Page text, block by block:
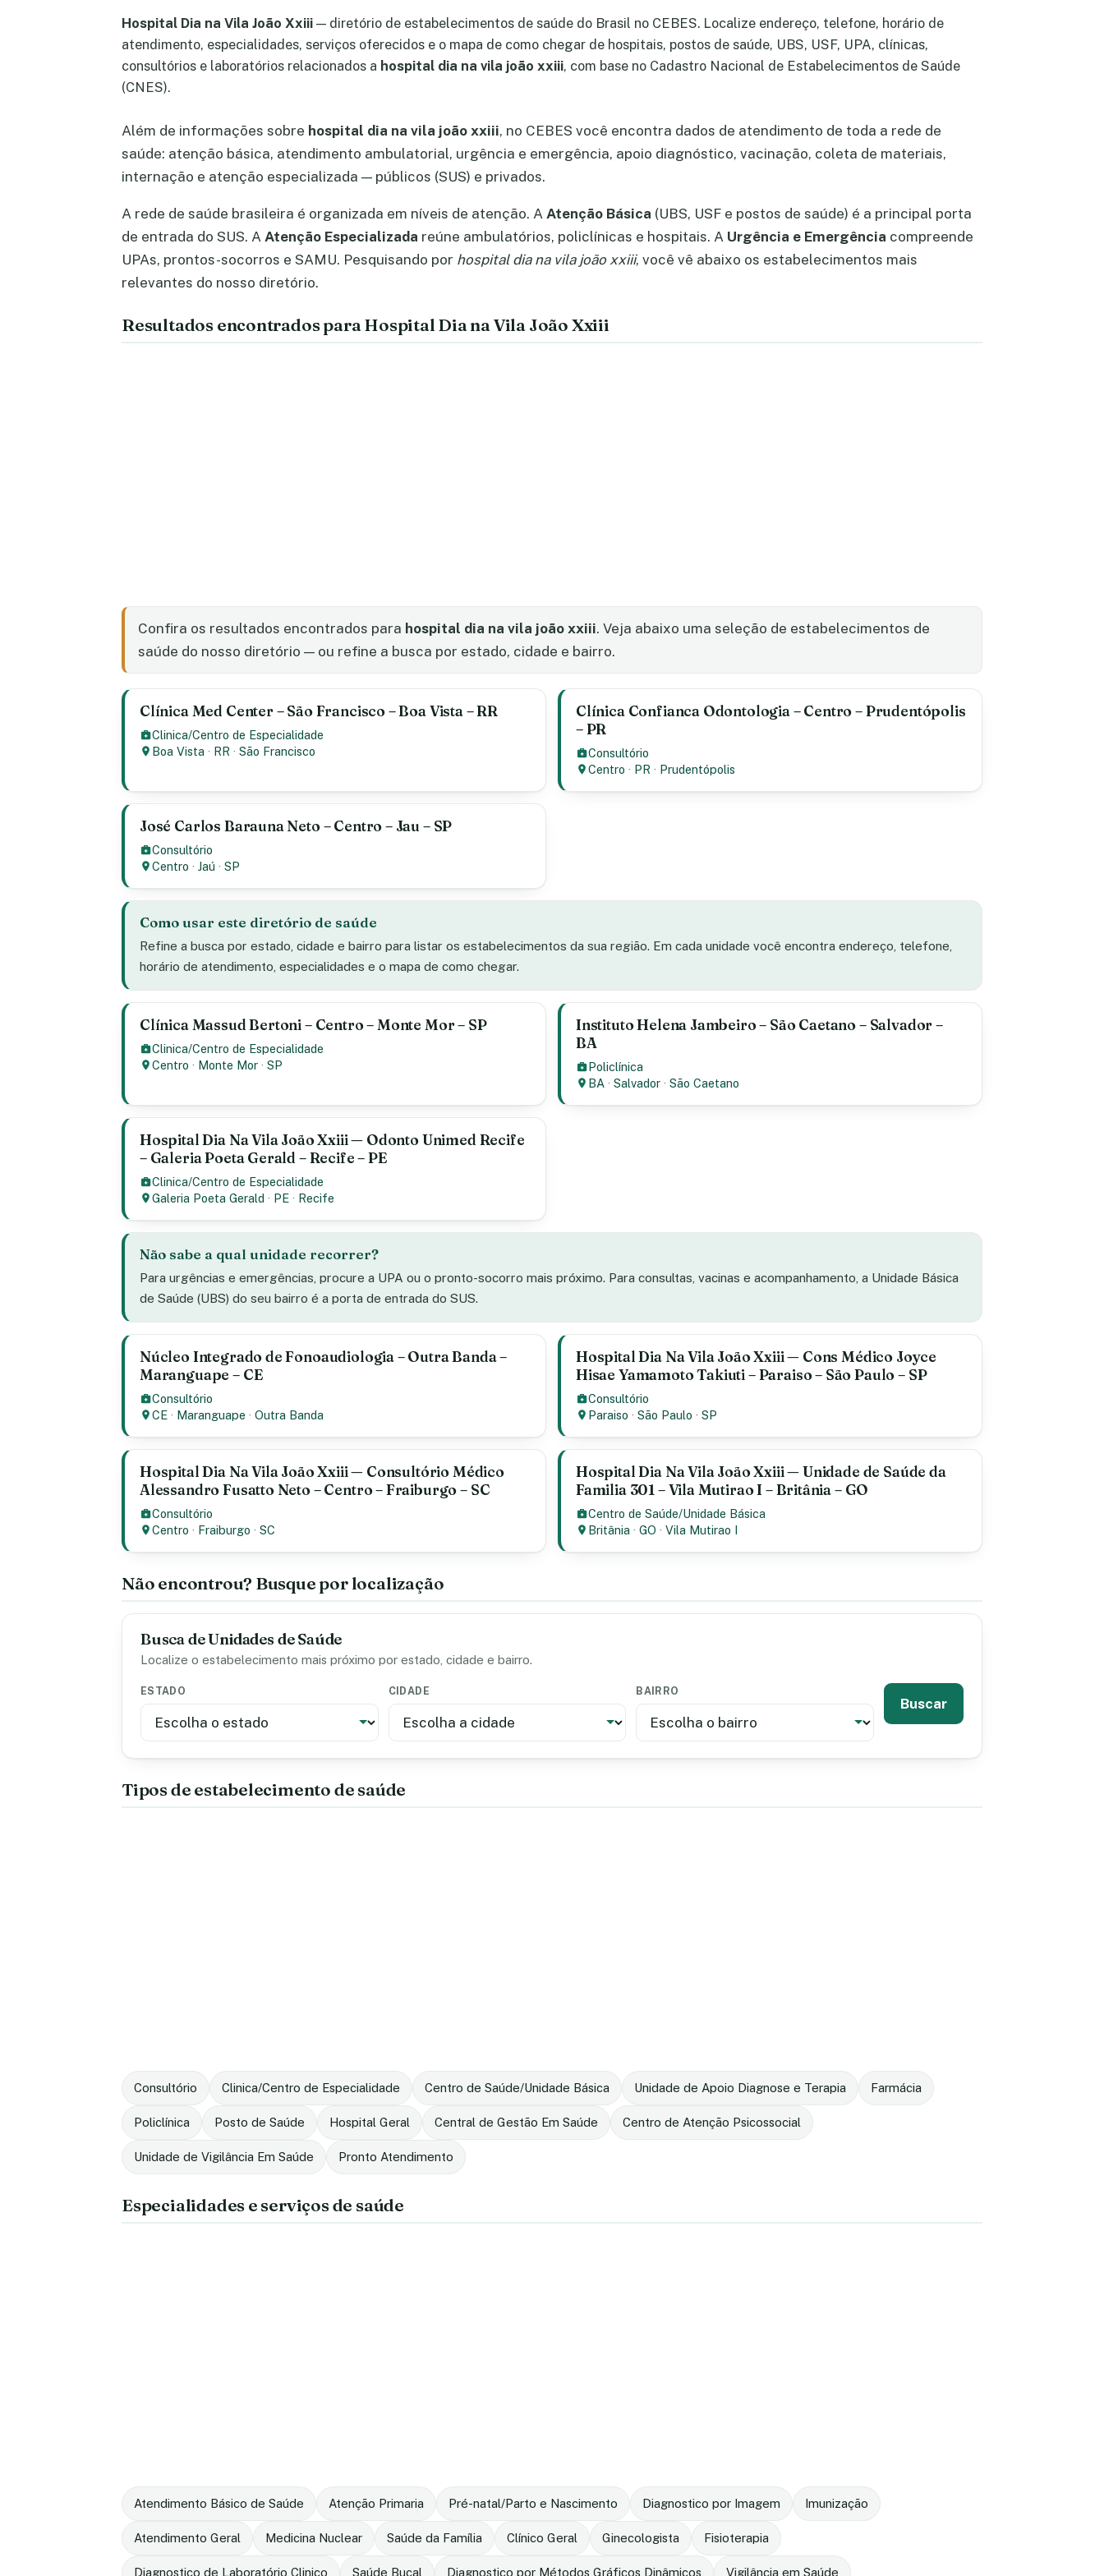
Hospital Dia na Vila João Xxiii — diretório de estabelecimentos de saúde do Brasil no CEBES. Localize endereço, telefone, horário de
atendimento, especialidades, serviços oferecidos e o mapa de como chegar de hospitais, postos de saúde, UBS, USF, UPA, clínicas,
consultórios e laboratórios relacionados a hospital dia na vila joão xxiii, com base no Cadastro Nacional de Estabelecimentos de Saúde
(CNES).
Além de informações sobre hospital dia na vila joão xxiii, no CEBES você encontra dados de atendimento de toda a rede de
saúde: atenção básica, atendimento ambulatorial, urgência e emergência, apoio diagnóstico, vacinação, coleta de materiais,
internação e atenção especializada — públicos (SUS) e privados.
A rede de saúde brasileira é organizada em níveis de atenção. A Atenção Básica (UBS, USF e postos de saúde) é a principal porta
de entrada do SUS. A Atenção Especializada reúne ambulatórios, policlínicas e hospitais. A Urgência e Emergência compreende
UPAs, prontos-socorros e SAMU. Pesquisando por hospital dia na vila joão xxiii, você vê abaixo os estabelecimentos mais
relevantes do nosso diretório.
Resultados encontrados para Hospital Dia na Vila João Xxiii
Confira os resultados encontrados para hospital dia na vila joão xxiii. Veja abaixo uma seleção de estabelecimentos de
saúde do nosso diretório — ou refine a busca por estado, cidade e bairro.
Clínica Med Center – São Francisco – Boa Vista – RR
Clinica/Centro de Especialidade
Boa Vista · RR ·São Francisco
Clínica Confianca Odontologia – Centro – Prudentópolis
– PR
Consultório
Centro · PR · Prudentópolis
José Carlos Barauna Neto – Centro – Jau – SP
Consultório
Centro ·Jaú ·SP
Como usar este diretório de saúde
Refine a busca por estado, cidade e bairro para listar os estabelecimentos da sua região. Em cada unidade você encontra endereço, telefone,
horário de atendimento, especialidades e o mapa de como chegar.
Clínica Massud Bertoni – Centro – Monte Mor – SP
Clinica/Centro de Especialidade
Centro · Monte Mor ·SP
Instituto Helena Jambeiro – São Caetano – Salvador –
BA
Policlínica
BA ·Salvador ·São Caetano
Hospital Dia Na Vila João Xxiii — Odonto Unimed Recife
– Galeria Poeta Gerald – Recife – PE
Clinica/Centro de Especialidade
Galeria Poeta Gerald · PE · Recife
Não sabe a qual unidade recorrer?
Para urgências e emergências, procure a UPA ou o pronto-socorro mais próximo. Para consultas, vacinas e acompanhamento, a Unidade Básica
de Saúde (UBS) do seu bairro é a porta de entrada do SUS.
Núcleo Integrado de Fonoaudiologia – Outra Banda –
Maranguape – CE
Consultório
CE · Maranguape ·Outra Banda
Hospital Dia Na Vila João Xxiii — Cons Médico Joyce
Hisae Yamamoto Takiuti – Paraiso – São Paulo – SP
Consultório
Paraiso ·São Paulo ·SP
Hospital Dia Na Vila João Xxiii — Consultório Médico
Alessandro Fusatto Neto – Centro – Fraiburgo – SC
Consultório
Centro · Fraiburgo ·SC
Hospital Dia Na Vila João Xxiii — Unidade de Saúde da
Familia 301 – Vila Mutirao I – Britânia – GO
Centro de Saúde/Unidade Básica
Britânia ·GO ·Vila Mutirao I
Não encontrou? Busque por localização
Busca de Unidades de Saúde
Localize o estabelecimento mais próximo por estado, cidade e bairro.
ESTADO CIDADE BAIRRO
Buscar
Tipos de estabelecimento de saúde
Consultório Clinica/Centro de Especialidade Centro de Saúde/Unidade Básica Unidade de Apoio Diagnose e Terapia Farmácia
Policlínica Posto de Saúde Hospital Geral Central de Gestão Em Saúde Centro de Atenção Psicossocial
Unidade de Vigilância Em Saúde Pronto Atendimento
Especialidades e serviços de saúde
Atendimento Básico de Saúde Atenção Primaria Pré-natal/Parto e Nascimento Diagnostico por Imagem Imunização
Atendimento Geral Medicina Nuclear Saúde da Família Clínico Geral Ginecologista Fisioterapia
Diagnostico de Laboratório Clinico Saúde Bucal Diagnostico por Métodos Gráficos Dinâmicos Vigilância em Saúde